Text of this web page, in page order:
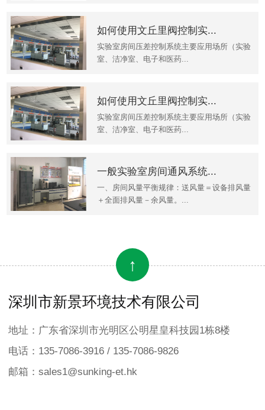
如何使用文丘里阀控制实...
实验室房间压差控制系统主要应用场所（实验
室、洁净室、电子和医药...
如何使用文丘里阀控制实...
实验室房间压差控制系统主要应用场所（实验
室、洁净室、电子和医药...
一般实验室房间通风系统...
一、房间风量平衡规律：送风量＝设备排风量
＋全面排风量－余风量。...
↑
深圳市新景环境技术有限公司
地址：广东省深圳市光明区公明星皇科技园1栋8楼
电话：135-7086-3916 / 135-7086-9826
邮箱：sales1@sunking-et.hk